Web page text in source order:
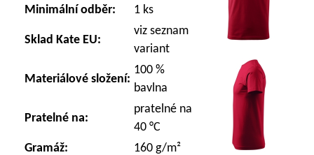
Minimální odběr:
1 ks
Sklad Kate EU:
viz seznam
variant
Materiálové složení:
100 %
bavlna
Pratelné na:
pratelné na
40 °C
Gramáž:
160 g/m²